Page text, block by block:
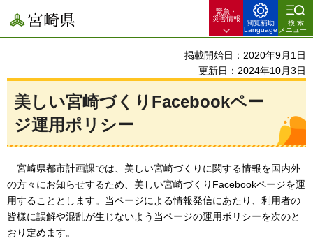
宮崎県
緊急・
災害情報
閲覧補助
Language
検索
メニュー
掲載開始日：2020年9月1日
更新日：2024年10月3日
美しい宮崎づくりFacebookペー
ジ運用ポリシー
宮崎県都市計画課では、美しい宮崎づくりに関する情報を国内外
の方々にお知らせするため、美しい宮崎づくりFacebookページを運
用することとします。当ページによる情報発信にあたり、利用者の
皆様に誤解や混乱が生じないよう当ページの運用ポリシーを次のと
おり定めます。